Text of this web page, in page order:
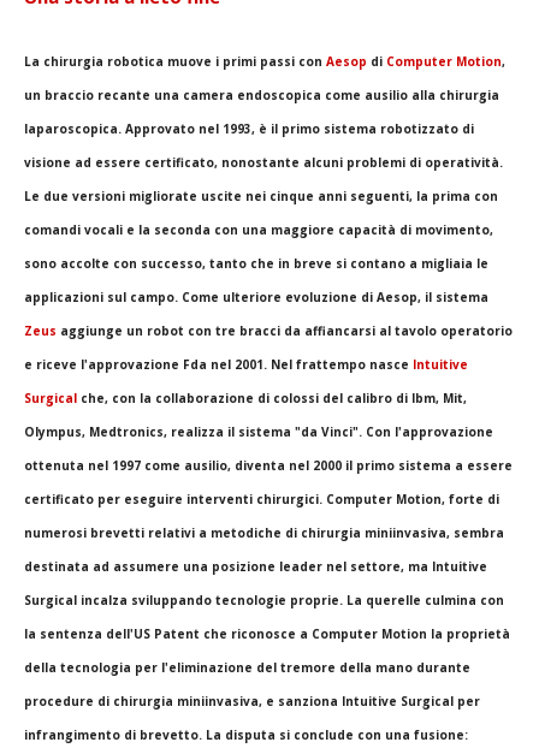
La chirurgia robotica muove i primi passi con Aesop di Computer Motion,
un braccio recante una camera endoscopica come ausilio alla chirurgia
laparoscopica. Approvato nel 1993, è il primo sistema robotizzato di
visione ad essere certificato, nonostante alcuni problemi di operatività.
Le due versioni migliorate uscite nei cinque anni seguenti, la prima con
comandi vocali e la seconda con una maggiore capacità di movimento,
sono accolte con successo, tanto che in breve si contano a migliaia le
applicazioni sul campo. Come ulteriore evoluzione di Aesop, il sistema
Zeus aggiunge un robot con tre bracci da affiancarsi al tavolo operatorio
e riceve l'approvazione Fda nel 2001. Nel frattempo nasce Intuitive
Surgical che, con la collaborazione di colossi del calibro di Ibm, Mit,
Olympus, Medtronics, realizza il sistema "da Vinci". Con l'approvazione
ottenuta nel 1997 come ausilio, diventa nel 2000 il primo sistema a essere
certificato per eseguire interventi chirurgici. Computer Motion, forte di
numerosi brevetti relativi a metodiche di chirurgia miniinvasiva, sembra
destinata ad assumere una posizione leader nel settore, ma Intuitive
Surgical incalza sviluppando tecnologie proprie. La querelle culmina con
la sentenza dell'US Patent che riconosce a Computer Motion la proprietà
della tecnologia per l'eliminazione del tremore della mano durante
procedure di chirurgia miniinvasiva, e sanziona Intuitive Surgical per
infrangimento di brevetto. La disputa si conclude con una fusione: